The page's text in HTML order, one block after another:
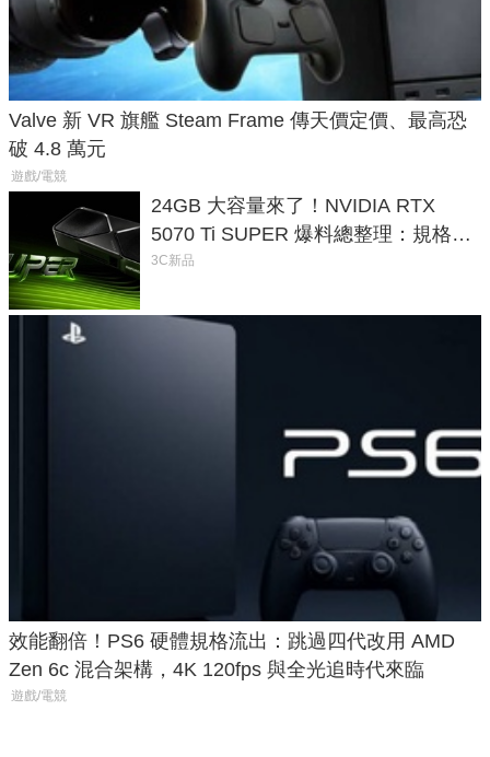
Valve 新 VR 旗艦 Steam Frame 傳天價定價、最高恐
破 4.8 萬元
遊戲/電競
24GB 大容量來了！NVIDIA RTX
5070 Ti SUPER 爆料總整理：規格、
功耗、上市時間
3C新品
效能翻倍！PS6 硬體規格流出：跳過四代改用 AMD
Zen 6c 混合架構，4K 120fps 與全光追時代來臨
遊戲/電競